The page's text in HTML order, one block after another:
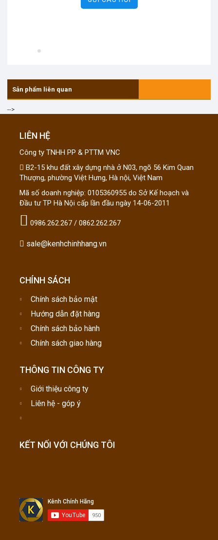
Sản phẩm liên quan
-->
LIÊN HỆ
Công ty TNHH PP & PTTM VNC
B2-15 khu đất xây dựng nhà ở N03, ngõ 56 Kim Quan
Thượng, phường Việt Hưng, Hà nội, Việt Nam
Mã số doanh nghiệp: 0105360955 do Sở Kế hoạch và
Đầu tư TP Hà Nội cấp lần đầu ngày 14-06-2011
0986.262.267 / 0862.262.267
sale@kenhchinhhang.vn
CHÍNH SÁCH
Chính sách bảo mật
Hướng dẫn đặt hàng
Chính sách bảo hành
Chính sách giao hàng
THÔNG TIN CÔNG TY
Giới thiệu công ty
Liên hệ - góp ý
KẾT NỐI VỚI CHÚNG TÔI